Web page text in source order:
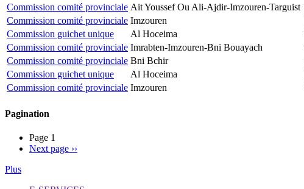
Commission comité provinciale Ait Youssef Ou Ali-Ajdir-Imzouren-Targuist
Commission comité provinciale Imzouren
Commission guichet unique
Al Hoceima
Commission comité provinciale Imrabten-Imzouren-Bni Bouayach
Commission comité provinciale Bni Bchir
Commission guichet unique
Al Hoceima
Commission comité provinciale Imzouren
Pagination
Page 1
Next page ››
Plus